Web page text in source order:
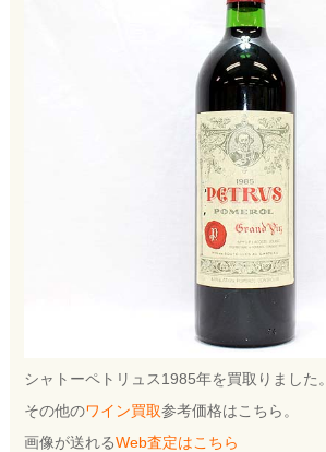
シャトーペトリュス1985年を買取りました。
その他のワイン買取参考価格はこちら。
画像が送れるWeb査定はこちら